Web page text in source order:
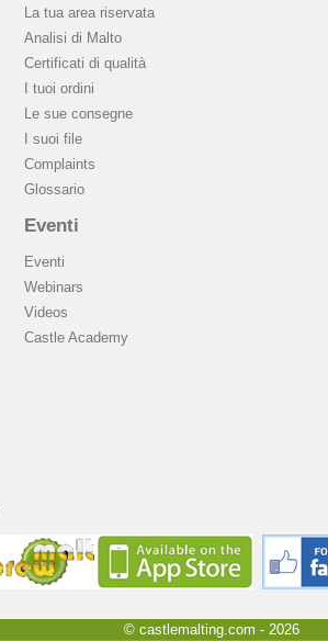
La tua area riservata
Analisi di Malto
Сertificati di qualità
I tuoi ordini
Le sue consegne
I suoi file
Complaints
Glossario
Eventi
Eventi
Webinars
Videos
Castle Academy
© castlemalting.com - 2026